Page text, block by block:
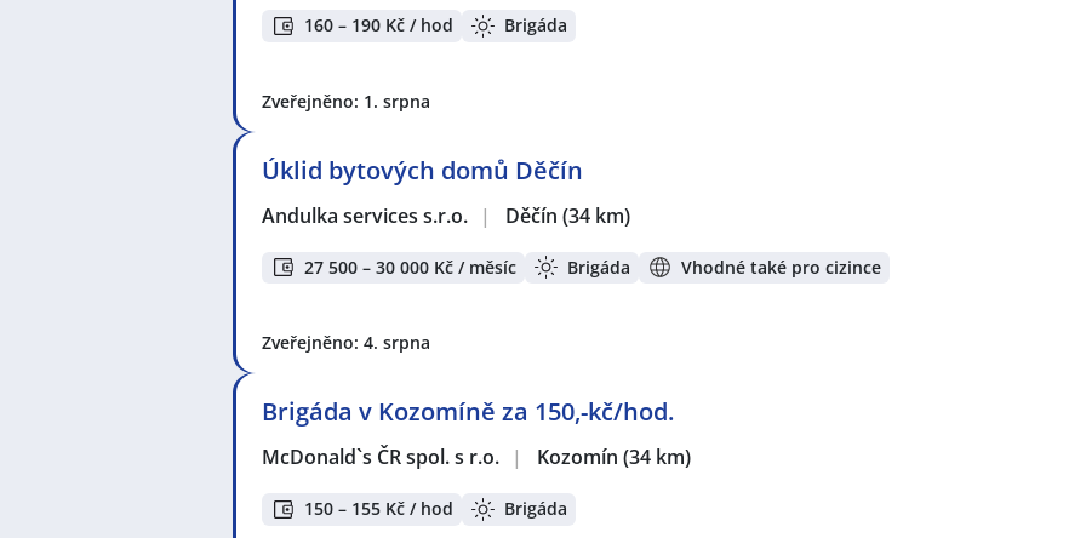
160 – 190 Kč / hod Brigáda
Zveřejněno: 1. srpna
Úklid bytových domů Děčín
Andulka services s.r.o. | Děčín (34 km)
27 500 – 30 000 Kč / měsíc Brigáda Vhodné také pro cizince
Zveřejněno: 4. srpna
Brigáda v Kozomíně za 150,-kč/hod.
McDonald`s ČR spol. s r.o. | Kozomín (34 km)
150 – 155 Kč / hod Brigáda